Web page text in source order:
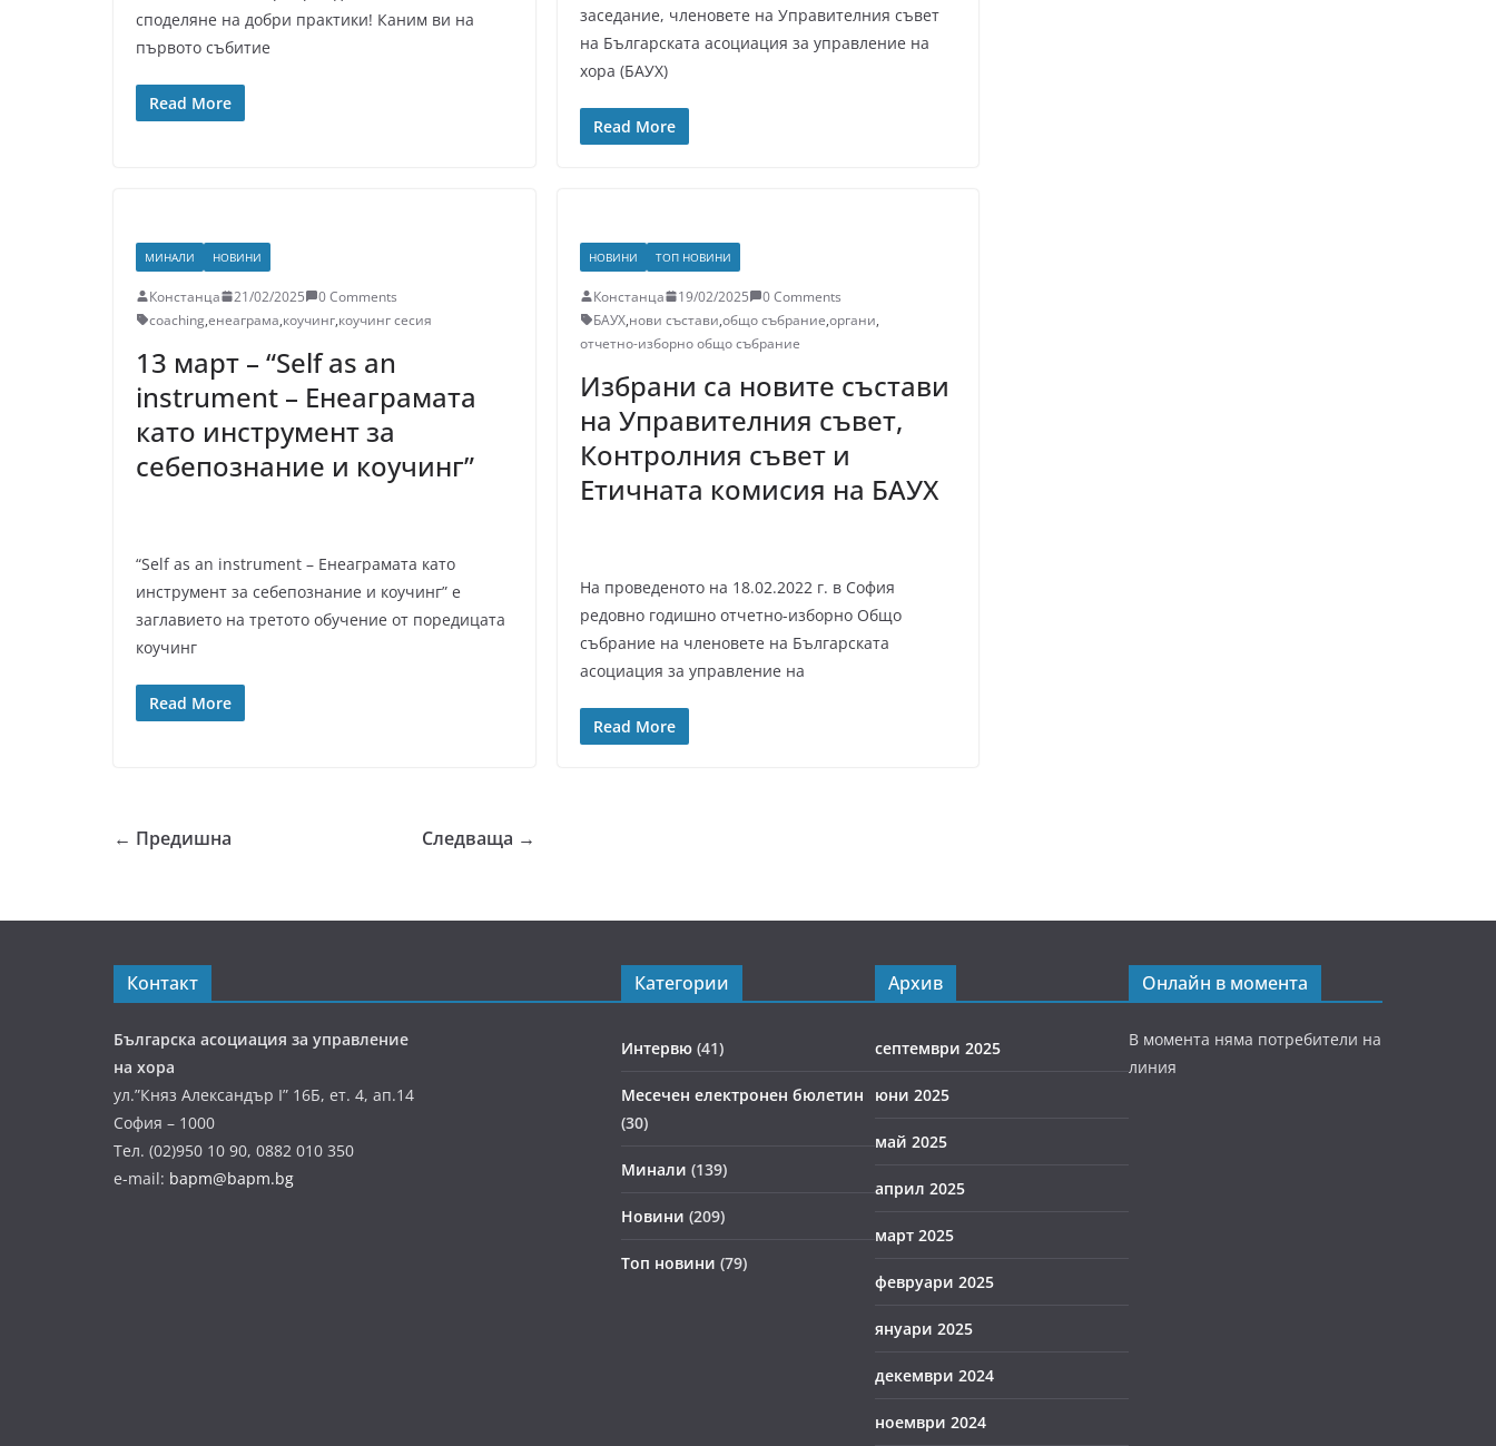
споделяне на добри практики! Каним ви на
първото събитие
Read More
заседание, членовете на Управителния съвет
на Българската асоциация за управление на
хора (БАУХ)
Read More
МИНАЛИ НОВИНИ
Констанца 21/02/2025
0 Comments
coaching,енеаграма,коучинг,коучинг сесия
13 март – “Self as an
instrument – Енеаграмата
като инструмент за
себепознание и коучинг”
“Self as an instrument – Енеаграмата като
инструмент за себепознание и коучинг” е
заглавието на третото обучение от поредицата
коучинг
Read More
НОВИНИ ТОП НОВИНИ
Констанца 19/02/2025
0 Comments
БАУХ,нови състави,общо събрание,органи,
отчетно-изборно общо събрание
Избрани са новите състави
на Управителния съвет,
Контролния съвет и
Етичната комисия на БАУХ
На проведеното на 18.02.2022 г. в София
редовно годишно отчетно-изборно Общо
събрание на членовете на Българската
асоциация за управление на
Read More
← Предишна Следваща →
Контакт
Българска асоциация за управление
на хора
ул.”Княз Александър І” 16Б, ет. 4, ап.14
София – 1000
Тел. (02)950 10 90, 0882 010 350
e-mail: bapm@bapm.bg
Категории
Интервю (41)
Месечен електронен бюлетин
(30)
Минали (139)
Новини (209)
Топ новини (79)
Архив
септември 2025
юни 2025
май 2025
април 2025
март 2025
февруари 2025
януари 2025
декември 2024
ноември 2024
Онлайн в момента
В момента няма потребители на
линия